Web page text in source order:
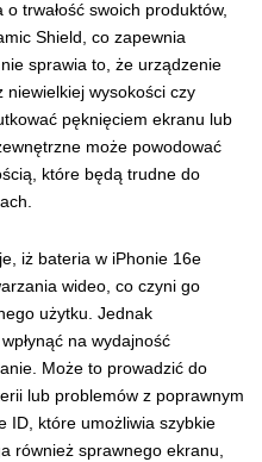
trwałość swoich produktów,
Shield, co zapewnia
sprawia to, że urządzenie
niewielkiej wysokości czy
pęknięciem ekranu lub
może powodować
które będą trudne do
iż bateria w iPhonie 16e
wideo, co czyni go
użytku. Jednak
na wydajność
Może to prowadzić do
lub problemów z poprawnym
ID, które umożliwia szybkie
również sprawnego ekranu,